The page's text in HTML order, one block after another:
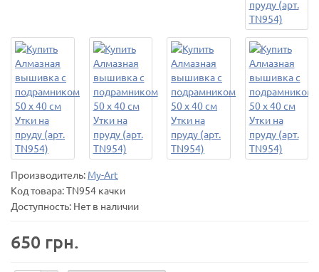
Производитель: My-Art
Код товара:TN954 качки
Доступность: Нет в наличии
650 грн.